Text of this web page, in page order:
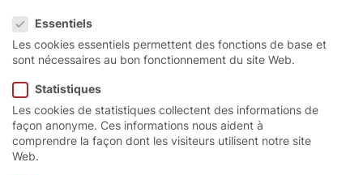
Porte rapide à
enroulementEFA-SRT®
Soft Touch
Essentiels
Les cookies essentiels permettent des fonctions de base et
sont nécessaires au bon fonctionnement du site Web.
Statistiques
Les cookies de statistiques collectent des informations de
façon anonyme. Ces informations nous aident à
comprendre la façon dont les visiteurs utilisent notre site
Web.